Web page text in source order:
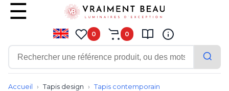
0 0
Contemporain
Applique
Accueil Tapis design Tapis contemporain